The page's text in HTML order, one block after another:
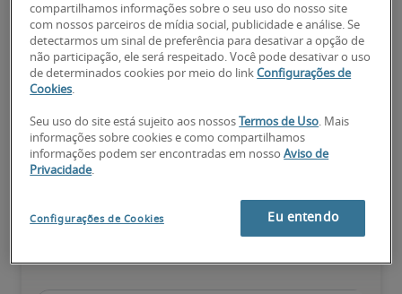
Valor da pessoa para a organização vai além da execução das
tarefas normais; possui qualificações diferenciadas, além de
especializações e certificações; pessoa pronta para avançar.
Salários para cargos
relacionados
compartilhamos informações sobre o seu uso do nosso site
com nossos parceiros de mídia social, publicidade e análise. Se
detectarmos um sinal de preferência para desativar a opção de
não participação, ele será respeitado. Você pode desativar o uso
de determinados cookies por meio do linkConfigurações de
Cookies.
Seu uso do site está sujeito aos nossos Termos de Uso. Mais
informações sobre cookies e como compartilhamos
informações podem ser encontradas em nossoAviso de
Privacidade.
Configurações de Cookies Eu entendo